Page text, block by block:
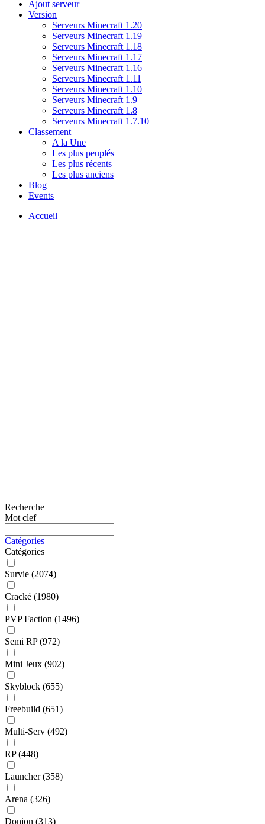
Ajout serveur
Version
Serveurs Minecraft 1.20
Serveurs Minecraft 1.19
Serveurs Minecraft 1.18
Serveurs Minecraft 1.17
Serveurs Minecraft 1.16
Serveurs Minecraft 1.11
Serveurs Minecraft 1.10
Serveurs Minecraft 1.9
Serveurs Minecraft 1.8
Serveurs Minecraft 1.7.10
Classement
A la Une
Les plus peuplés
Les plus récents
Les plus anciens
Blog
Events
Accueil
Recherche
Mot clef
Catégories
Catégories
Survie (2074)
Cracké (1980)
PVP Faction (1496)
Semi RP(972)
Mini Jeux (902)
Skyblock (655)
Freebuild (651)
Multi-Serv (492)
RP(448)
Launcher(358)
Arena (326)
Donjon (313)